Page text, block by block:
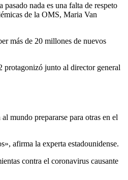
nada es una falta de respeto
de la OMS, Maria Van
más de 20 millones de nuevos
protagonizó junto al director general
mundo prepararse para otras en el
afirma la experta estadounidense.
contra el coronavirus causante